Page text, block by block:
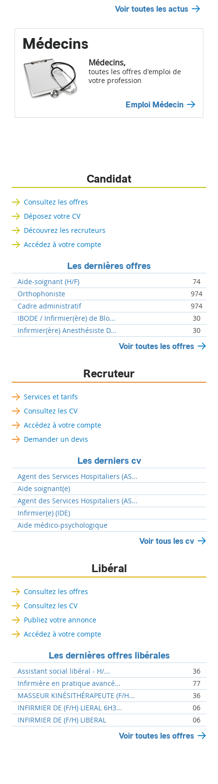
Voir toutes les actus
Médecins
Médecins,
toutes les offres d'emploi de
votre profession
Emploi Médecin
Candidat
Consultez les offres
Déposez votre CV
Découvrez les recruteurs
Accédez à votre compte
Les dernières offres
Aide-soignant (H/F)
74
Orthophoniste
974
Cadre administratif
974
IBODE / Infirmier(ère) de Blo...
30
Infirmier(ère) Anesthésiste D...
30
Voir toutes les offres
Recruteur
Services et tarifs
Consultez les CV
Accédez à votre compte
Demander un devis
Les derniers cv
Agent des Services Hospitaliers (AS...
Aide soignant(e)
Agent des Services Hospitaliers (AS...
Infirmier(e) (IDE)
Aide médico-psychologique
Voir tous les cv
Libéral
Consultez les offres
Consultez les CV
Publiez votre annonce
Accédez à votre compte
Les dernières offres libérales
Assistant social libéral - H/...
36
Infirmière en pratique avancé...
77
MASSEUR KINÉSITHÉRAPEUTE (F/H...
36
INFIRMIER DE (F/H) LIERAL 6H3...
06
INFIRMIER DE (F/H) LIBERAL
06
Voir toutes les offres